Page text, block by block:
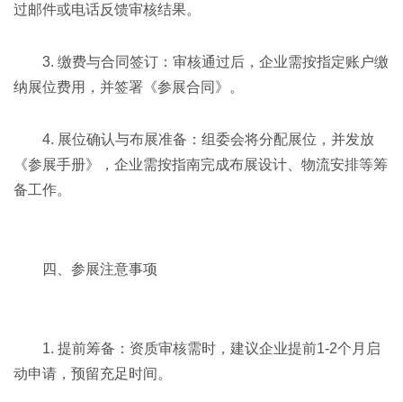
过邮件或电话反馈审核结果。
3. 缴费与合同签订：审核通过后，企业需按指定账户缴
纳展位费用，并签署《参展合同》。
4. 展位确认与布展准备：组委会将分配展位，并发放
《参展手册》，企业需按指南完成布展设计、物流安排等筹
备工作。
四、参展注意事项
1. 提前筹备：资质审核需时，建议企业提前1-2个月启
动申请，预留充足时间。